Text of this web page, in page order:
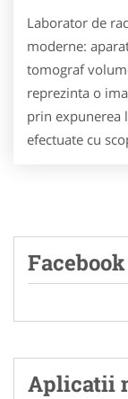
Laborator de
moderne:
tomograf
reprezinta o
prin expunerea
efectuate cu
Facebook
Aplicatii